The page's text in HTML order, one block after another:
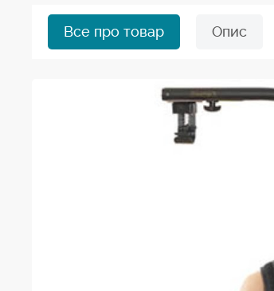
Все про товар Опис